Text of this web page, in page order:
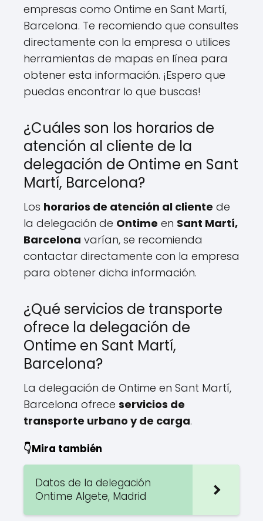
empresas como Ontime en Sant Martí,
Barcelona. Te recomiendo que consultes
directamente con la empresa o utilices
herramientas de mapas en línea para
obtener esta información. ¡Espero que
puedas encontrar lo que buscas!
¿Cuáles son los horarios de
atención al cliente de la
delegación de Ontime en Sant
Martí, Barcelona?
Los horarios de atención al cliente de
la delegación de Ontime en Sant Martí,
Barcelona varían, se recomienda
contactar directamente con la empresa
para obtener dicha información.
¿Qué servicios de transporte
ofrece la delegación de
Ontime en Sant Martí,
Barcelona?
La delegación de Ontime en Sant Martí,
Barcelona ofrece servicios de
transporte urbano y de carga.
👇Mira también
Datos de la delegación
Ontime Algete, Madrid